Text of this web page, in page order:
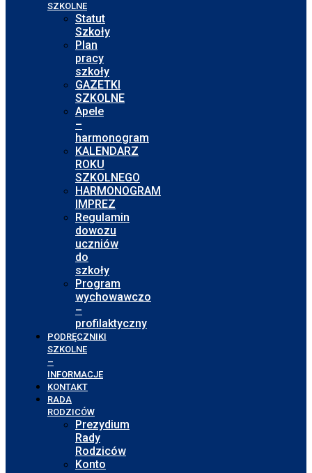
SZKOLNE
Statut
Szkoły
Plan
pracy
szkoły
GAZETKI
SZKOLNE
Apele
–
harmonogram
KALENDARZ
ROKU
SZKOLNEGO
HARMONOGRAM
IMPREZ
Regulamin
dowozu
uczniów
do
szkoły
Program
wychowawczo
–
profilaktyczny
PODRĘCZNIKI
SZKOLNE
–
INFORMACJE
KONTAKT
RADA
RODZICÓW
Prezydium
Rady
Rodziców
Konto